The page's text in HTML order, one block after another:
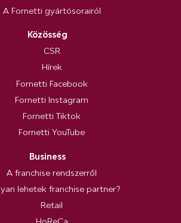
A Fornetti gyártósorairól
Közösség
CSR
Hírek
Fornetti Facebook
Fornetti Instagram
Fornetti Tiktok
Fornetti YouTube
Business
A franchise rendszerről
lehetek franchise partner?
Retail